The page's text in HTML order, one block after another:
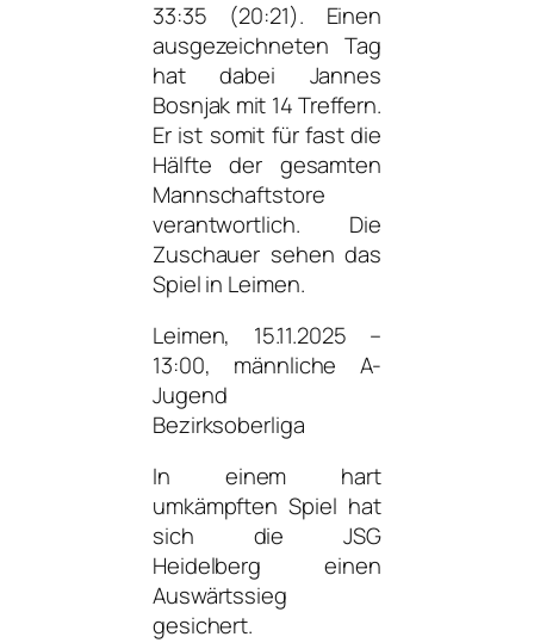
33:35 (20:21).
Einen
ausgezeichneten Tag
hat dabei Jannes
Bosnjak mit 14 Treffern.
Er ist somit für fast die
Hälfte der gesamten
Mannschaftstore
verantwortlich.
Die
Zuschauer sehen das
Spiel in Leimen.
Leimen, 15.11.2025 –
13:00, männliche A-
Jugend
Bezirksoberliga
In einem hart
umkämpften Spiel hat
sich die JSG
Heidelberg einen
Auswärtssieg
gesichert.